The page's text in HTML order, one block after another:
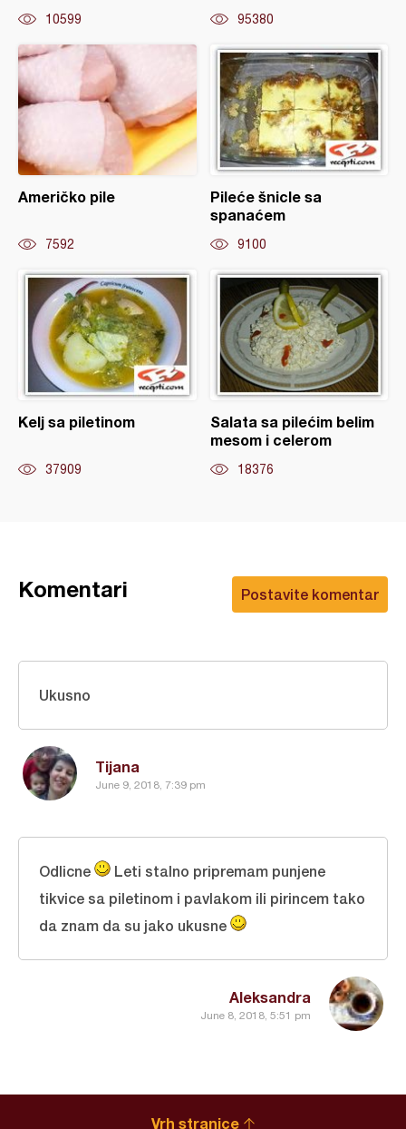
10599 95380
Američko pile
7592
Pileće šnicle sa
spanaćem
9100
Kelj sa piletinom
37909
Salata sa pilećim belim
mesom i celerom
18376
Postavite komentar
Komentari
Tijana
June 9, 2018, 7:39 pm
Ukusno
Aleksandra
June 8, 2018, 5:51 pm
Odlicne
Leti stalno pripremam punjene
tikvice sa piletinom i pavlakom ili pirincem tako
da znam da su jako ukusne
Vrh stranice